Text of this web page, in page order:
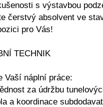
s výstavbou
čerstvý absolvent ve
pro Vás!
TECHNIK
Vaší náplní práce:
za údržbu
a koordinace